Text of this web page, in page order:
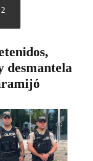
desmantela